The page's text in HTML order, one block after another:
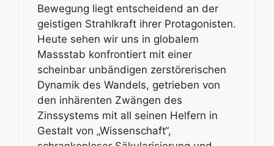
Bewegung liegt entscheidend an der
geistigen Strahlkraft ihrer Protagonisten.
Heute sehen wir uns in globalem
Massstab konfrontiert mit einer
scheinbar unbändigen zerstörerischen
Dynamik des Wandels, getrieben von
den inhärenten Zwängen des
Zinssystems mit all seinen Helfern in
Gestalt von „Wissenschaft“,